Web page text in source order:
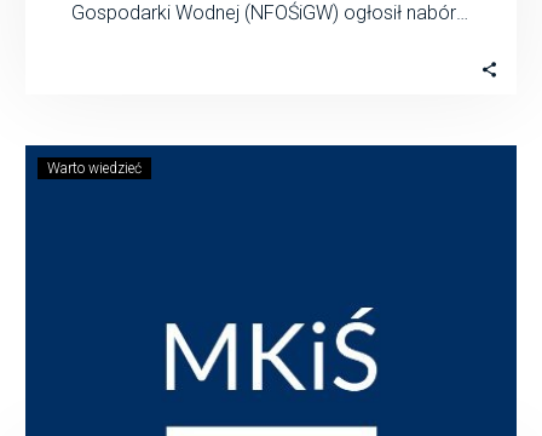
Gospodarki Wodnej (NFOŚiGW) ogłosił nabór
Warto wiedzieć